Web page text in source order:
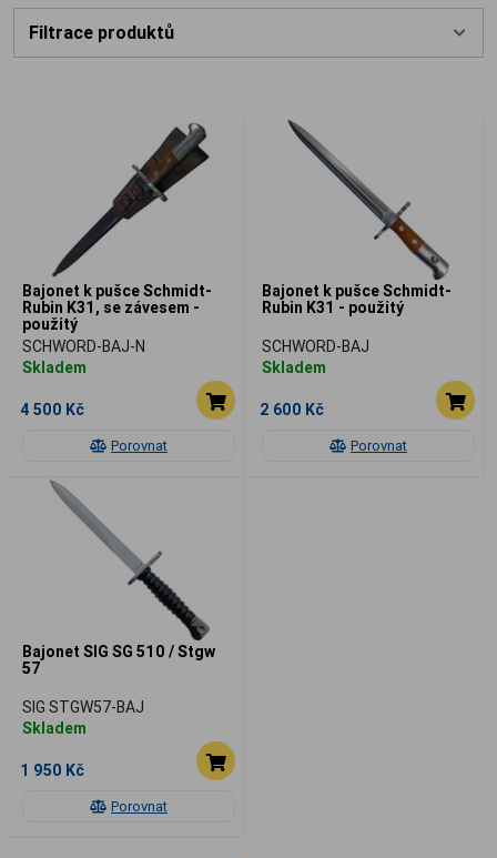
Filtrace produktů
Porovnat
Bajonet k pušce Schmidt-
Rubin K31, se závesem -
použitý
SCHWORD-BAJ-N
Skladem
4 500 Kč
Porovnat
Bajonet k pušce Schmidt-
Rubin K31 - použitý
SCHWORD-BAJ
Skladem
2 600 Kč
Porovnat
Bajonet SIG SG 510 / Stgw
57
SIG STGW57-BAJ
Skladem
1 950 Kč